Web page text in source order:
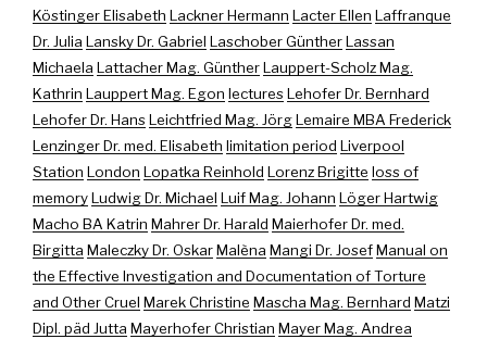
Köstinger Elisabeth Lackner Hermann Lacter Ellen Laffranque
Dr. Julia Lansky Dr. Gabriel Laschober GüntherLassan
Michaela Lattacher Mag. GüntherLauppert-Scholz Mag.
Kathrin Lauppert Mag. Egon lecturesLehofer Dr. Bernhard
Lehofer Dr. HansLeichtfried Mag. JörgLemaire MBA Frederick
Lenzinger Dr. med. Elisabeth limitation period Liverpool
Station London Lopatka Reinhold Lorenz Brigitte loss of
memoryLudwig Dr. Michael Luif Mag. Johann Löger Hartwig
Macho BA Katrin Mahrer Dr. Harald Maierhofer Dr. med.
Birgitta Maleczky Dr. OskarMalèna Mangi Dr. JosefManual on
the Effective Investigation and Documentation of Torture
and Other Cruel Marek Christine Mascha Mag. Bernhard Matzi
Dipl. päd Jutta Mayerhofer Christian Mayer Mag. Andrea